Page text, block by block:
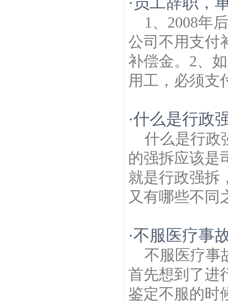
1、2008年
公司不用支付
补偿金。2、
用工，必须支
·什么是行政
什么是行政
的强拆应该是
就是行政强拆
又有哪些不同
·不服医疗事
不服医疗事
首先想到了进
鉴定不服的时